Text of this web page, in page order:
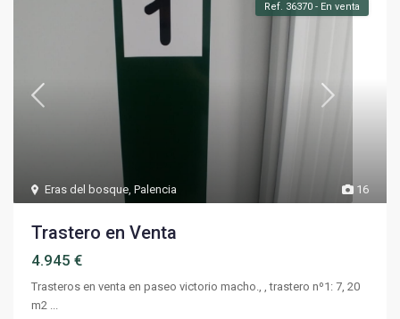
16
Eras del bosque,Palencia
Ref. 36370 - En venta
Trastero en Venta
4.945 €
Trasteros en venta en paseo victorio macho., , trastero nº1: 7, 20
m2 ...